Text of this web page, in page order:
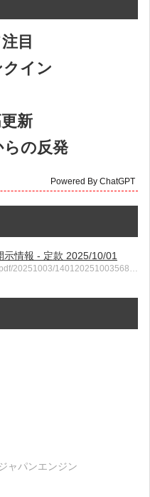
目
クイン
新
らの反発
Powered By ChatGPT
示情報 - 定款 2025/10/01
20251003/140120251003568…
ャパンエンジン